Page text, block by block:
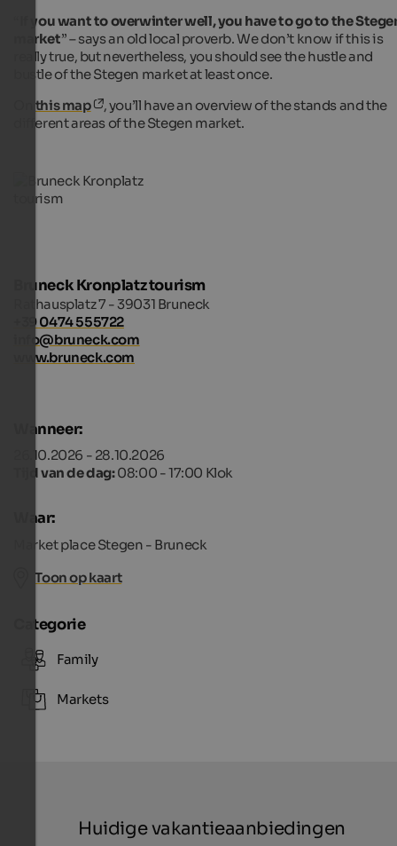
If you want to overwinter well, you have to go to the
market” – says an old local proverb. We don’t know if this is
really true, but nevertheless, you should see the hustle and
bustle of the Stegen market at least once.
this map
, you’ll have an overview of the stands and the
different areas of the Stegen market.
Bruneck Kronplatz tourism
Rathausplatz 7 - 39031 Bruneck
+39 0474 555722
info@bruneck.com
www.bruneck.com
Wanneer:
26.10.2026 - 28.10.2026
Tijd van de dag:08:00 - 17:00 Klok
Waar:
Market place Stegen - Bruneck
Toon op kaart
Categorie
Family
Markets
Huidige vakantieaanbiedingen